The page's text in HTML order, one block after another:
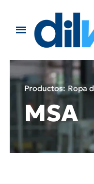
contentToggle
Home
EMPRESA
PRODUCTOS
CATÁLOGO
Productos: Ropa
MSA